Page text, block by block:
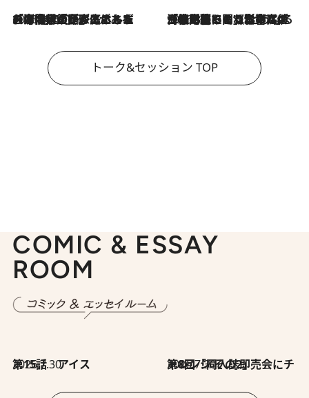
2026.8.3
「今後値上げがあるとすれば…」「リスクがあるのは今年の冬」エネルギー専門家が語る、ホルムズ海峡封鎖が家庭にもたらす“ある心配” 2026.8.3
「住宅建てられない…」「サーチャージ料の高値が続いている」ホルムズ海峡封鎖による影響はいつまで続く？《エネルギー専門家に聞く“どうなる日本の暮らし”》
トーク&セッション TOP
COMIC & ESSAY
ROOM
2026.7.30
第15話 アイス 2026.7.30
第8回「同人誌即売会にチャレンジ その2」